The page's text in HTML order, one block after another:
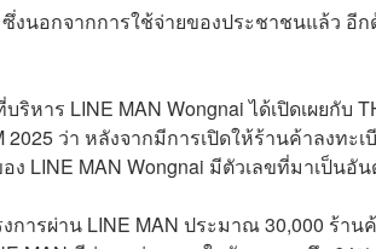
ซึ่งนอกจากการใช้จ่ายของประชาชนแล้ว
าร LINE MAN Wongnai ได้เปิดเผยกับ
2025 ว่า หลังจากมีการเปิดให้ร้านค้าลงทะ
LINE MAN Wongnai มีตัวเลขที่มาเป็นอัน
ารผ่าน LINE MAN ประมาณ 30,000 ร้า